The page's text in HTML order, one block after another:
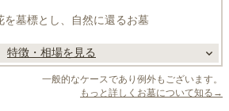
を墓標とし、自然に還るお墓
特徴・相場を見る
一般的なケースであり例外もございます。
もっと詳しくお墓について知る→